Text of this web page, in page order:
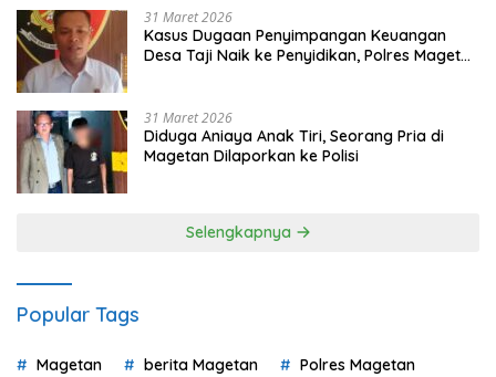
31 Maret 2026
Kasus Dugaan Penyimpangan Keuangan
Desa Taji Naik ke Penyidikan, Polres Magetan
31 Maret 2026
Diduga Aniaya Anak Tiri, Seorang Pria di
Magetan Dilaporkan ke Polisi
Selengkapnya
Popular Tags
Magetan berita Magetan Polres Magetan